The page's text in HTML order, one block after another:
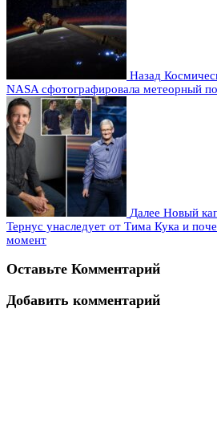
Назад
NASA сфотографировала метеорный
Далее Новый
Тернус унаследует от Тима Кука и
момент
Оставьте Комментарий
Добавить комментарий